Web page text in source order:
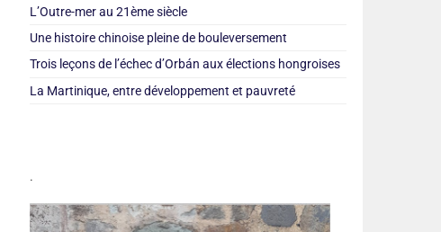
L’Outre-mer au 21ème siècle
Une histoire chinoise pleine de bouleversement
Trois leçons de l’échec d’Orbán aux élections hongroises
La Martinique, entre développement et pauvreté
.